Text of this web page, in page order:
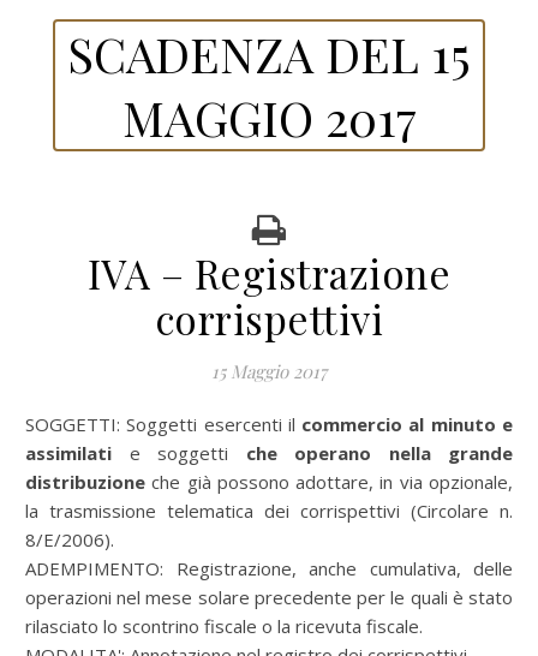
SCADENZA DEL 15
MAGGIO 2017
IVA – Registrazione
corrispettivi
15 Maggio 2017
SOGGETTI: Soggetti esercenti il commercio al minuto e
assimilati e soggetti che operano nella grande
distribuzione che già possono adottare, in via opzionale,
la trasmissione telematica dei corrispettivi (Circolare n.
8/E/2006).
ADEMPIMENTO: Registrazione, anche cumulativa, delle
operazioni nel mese solare precedente per le quali è stato
rilasciato lo scontrino fiscale o la ricevuta fiscale.